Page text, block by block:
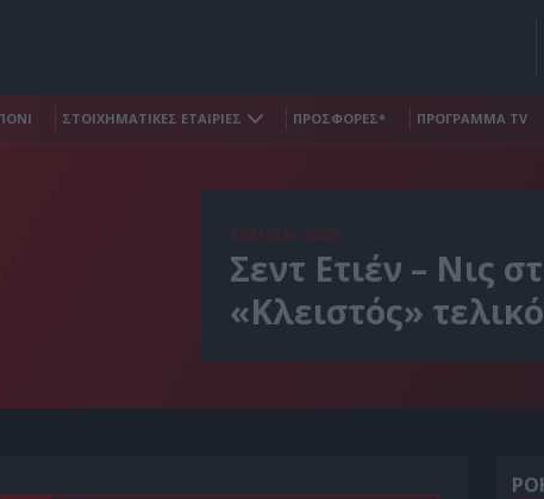
ΣΤΟΙΧΗΜΑΤΙΚΕΣ ΕΤΑΙΡΙΕΣ ΠΡΟΣΦΟΡΕΣ* ΠΡΟΓΡΑΜΜΑ TV
29 Μαΐου 2026
Σεντ Ετιέν – Νις
«Κλειστός»